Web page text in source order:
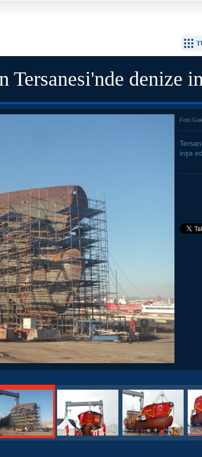
Tersanesi'nde denize
Foto
inşa